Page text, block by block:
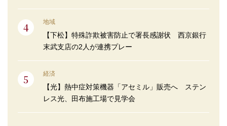
地域
【下松】特殊詐欺被害防止で署長感謝状 西京銀行
末武支店の2人が連携プレー
経済
【光】熱中症対策機器「アセミル」販売へ ステン
レス光、田布施工場で見学会